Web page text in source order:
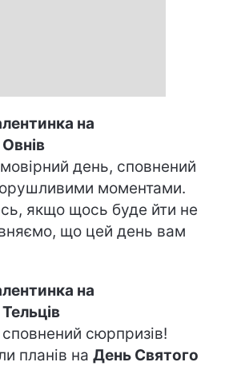
на
день, сповнений
моментами.
якщо щось буде йти не
що цей день вам
на
сюрпризів!
планів на День Святого